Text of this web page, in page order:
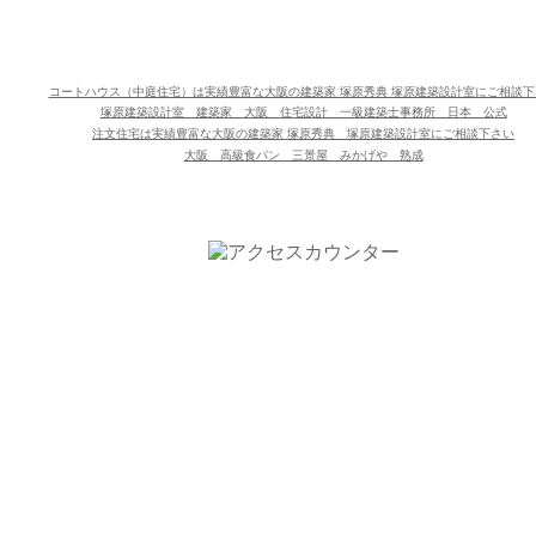
コートハウス（中庭住宅）は実績豊富な大阪の建築家 塚原秀典 塚原建築設計室にご相談
塚原建築設計室 建築家 大阪 住宅設計 一級建築士事務所 日本 公式
注文住宅は実績豊富な大阪の建築家 塚原秀典　塚原建築設計室にご相談下さい
大阪 高級食パン 三景屋 みかげや 熟成